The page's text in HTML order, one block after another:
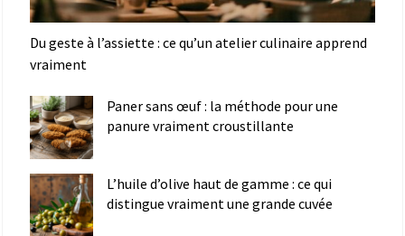
Du geste à l’assiette : ce qu’un atelier culinaire apprend
vraiment
Paner sans œuf : la méthode pour une
panure vraiment croustillante
L’huile d’olive haut de gamme : ce qui
distingue vraiment une grande cuvée